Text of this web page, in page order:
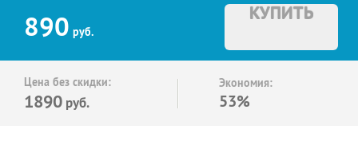
890 руб.
КУПИТЬ
Цена без скидки:
1890 руб.
Экономия:
53%